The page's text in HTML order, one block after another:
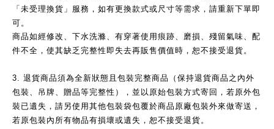
「未受理換貨」服務，如有更換款式或尺寸等需求，請重新下單即
可。
商品如經修改、下水洗滌、有穿著使用痕跡、磨損、殘留氣味、配
件不全，使其缺乏完整性即失去再販售價值時，恕不接受退貨。
3. 退貨商品須為全新狀態且包裝完整商品（保持退貨商品之內外
包裝、吊牌、贈品等完整性），並以原始包裝方式寄回，若原外包
裝已遺失，請另使用其他包裝袋包覆於商品原廠包裝外來做寄送，
若原包裝內所有物品有損壞或遺失，恕不接受退貨。